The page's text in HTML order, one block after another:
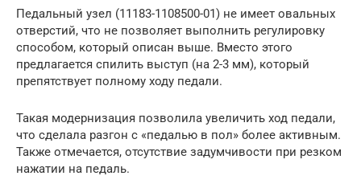
Педальный узел (11183-1108500-01) не имеет овальных
отверстий, что не позволяет выполнить регулировку
способом, который описан выше. Вместо этого
предлагается спилить выступ (на 2-3 мм), который
препятствует полному ходу педали.
Такая модернизация позволила увеличить ход педали,
что сделала разгон с «педалью в пол» более активным.
Также отмечается, отсутствие задумчивости при резком
нажатии на педаль.